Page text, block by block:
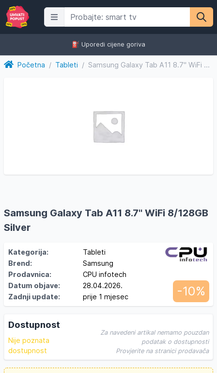
⛽️ Uporedi cijene goriva
Početna / Tableti / Samsung Galaxy Tab A11 8.7'' WiFi 8/128GB Silver
Samsung Galaxy Tab A11 8.7'' WiFi 8/128GB
Silver
Kategorija:
Tableti
Brend:
Samsung
Prodavnica:
CPU infotech
Datum objave:
28.04.2026.
Zadnji update:
prije 1 mjesec -10%
Dostupnost
Nije poznata
dostupnost
Za navedeni artikal nemamo pouzdan
podatak o dostupnosti
Provjerite na stranici prodavača